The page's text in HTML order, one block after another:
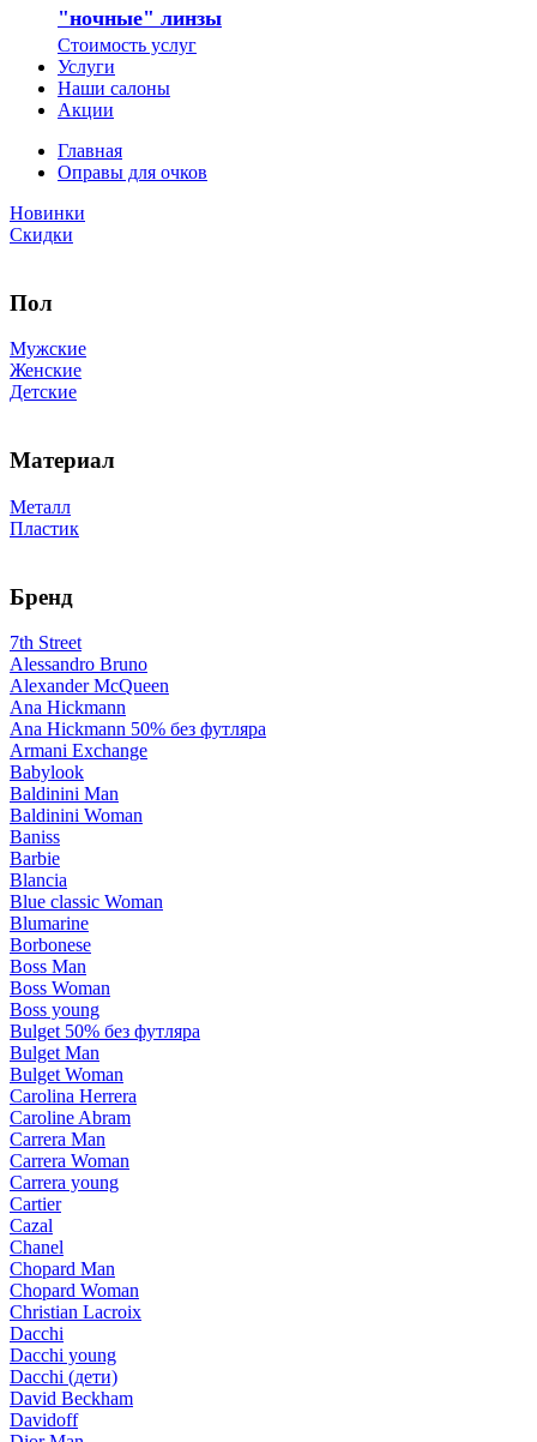
"ночные" линзы
Стоимость услуг
Услуги
Наши салоны
Акции
Главная
Оправы для очков
Новинки
Скидки
Пол
Мужские
Женские
Детские
Материал
Металл
Пластик
Бренд
7th Street
Alessandro Bruno
Alexander McQueen
Ana Hickmann
Ana Hickmann 50% без футляра
Armani Exchange
Babylook
Baldinini Man
Baldinini Woman
Baniss
Barbie
Blancia
Blue classic Woman
Blumarine
Borbonese
Boss Man
Boss Woman
Boss young
Bulget 50% без футляра
Bulget Man
Bulget Woman
Carolina Herrera
Caroline Abram
Carrera Man
Carrera Woman
Carrera young
Cartier
Cazal
Chanel
Chopard Man
Chopard Woman
Christian Lacroix
Dacchi
Dacchi young
Dacchi (дети)
David Beckham
Davidoff